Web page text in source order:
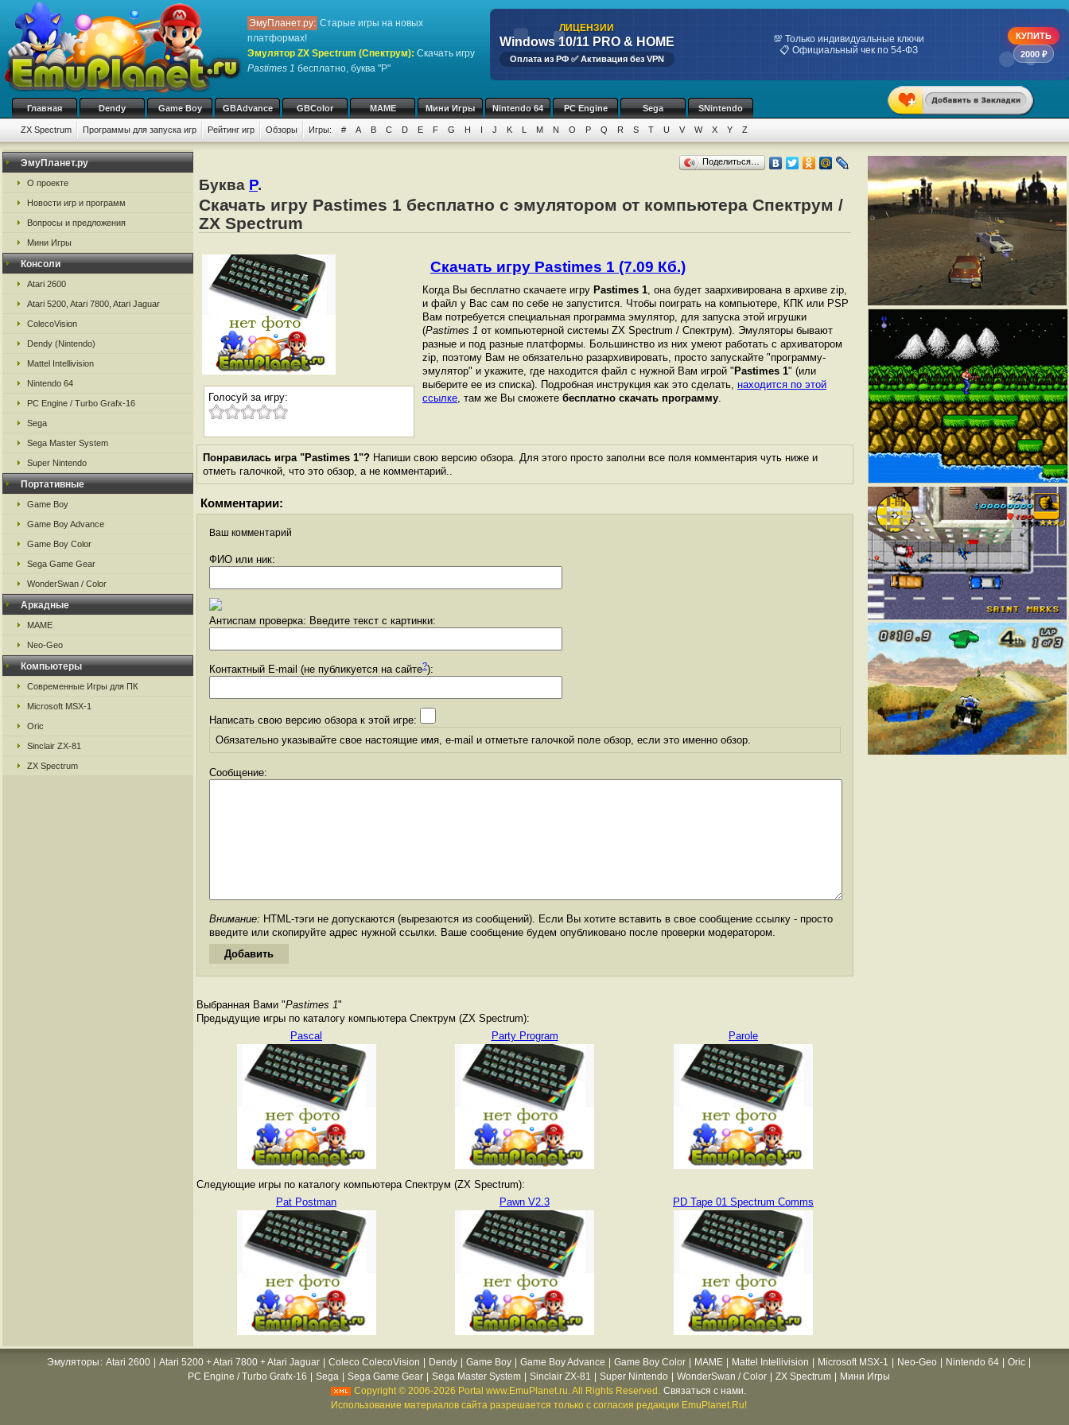
ЭмуПланет.ру: Старые игры на новых
платформах!
Эмулятор ZX Spectrum (Спектрум): Скачать игру
Pastimes 1 бесплатно, буква "P"
ЛИЦЕНЗИИ
Windows 10/11 PRO & HOME
Оплата из РФ ✅ Активация без VPN
💯 Только индивидуальные ключи
📋 Официальный чек по 54-ФЗ
КУПИТЬ
2000 ₽
Главная Dendy Game Boy GBAdvance GBColor MAME Мини Игры Nintendo 64 PC Engine Sega SNintendo
ZX Spectrum Программы для запуска игр Рейтинг игр Обзоры Игры: # A B C D E F G H I J K L M N O P Q R S T U V W X Y Z
ЭмуПланет.ру
О проекте
Новости игр и программ
Вопросы и предложения
Мини Игры
Консоли
Atari 2600
Atari 5200, Atari 7800, Atari Jaguar
ColecoVision
Dendy (Nintendo)
Mattel Intellivision
Nintendo 64
PC Engine / Turbo Grafx-16
Sega
Sega Master System
Super Nintendo
Портативные
Game Boy
Game Boy Advance
Game Boy Color
Sega Game Gear
WonderSwan / Color
Аркадные
MAME
Neo-Geo
Компьютеры
Современные Игры для ПК
Microsoft MSX-1
Oric
Sinclair ZX-81
ZX Spectrum
Поделиться…
Буква P.
Скачать игру Pastimes 1 бесплатно с эмулятором от компьютера Спектрум /
ZX Spectrum
Голосуй за игру:
Скачать игру Pastimes 1 (7.09 Кб.)
Когда Вы бесплатно скачаете игру Pastimes 1, она будет заархивирована в архиве zip,
и файл у Вас сам по себе не запустится. Чтобы поиграть на компьютере, КПК или PSP
Вам потребуется специальная программа эмулятор, для запуска этой игрушки
(Pastimes 1 от компьютерной системы ZX Spectrum / Спектрум). Эмуляторы бывают
разные и под разные платформы. Большинство из них умеют работать с архиватором
zip, поэтому Вам не обязательно разархивировать, просто запускайте "программу-
эмулятор" и укажите, где находится файл с нужной Вам игрой " Pastimes 1" (или
выберите ее из списка). Подробная инструкция как это сделать, находится по этой
ссылке, там же Вы сможете бесплатно скачать программу.
Понравилась игра "Pastimes 1"? Напиши свою версию обзора. Для этого просто заполни все поля комментария чуть ниже и
отметь галочкой, что это обзор, а не комментарий..
Комментарии:
Ваш комментарий
ФИО или ник:
Антиспам проверка: Введите текст с картинки:
Контактный E-mail (не публикуется на сайте?):
Написать свою версию обзора к этой игре:
Обязательно указывайте свое настоящие имя, e-mail и отметьте галочкой поле обзор, если это именно обзор.
Сообщение:
Внимание: HTML-тэги не допускаются (вырезаются из сообщений). Если Вы хотите вставить в свое сообщение ссылку - просто
введите или скопируйте адрес нужной ссылки. Ваше сообщение будем опубликовано после проверки модератором.
Выбранная Вами "Pastimes 1"
Предыдущие игры по каталогу компьютера Спектрум (ZX Spectrum):
Pascal
Party Program Parole
Следующие игры по каталогу компьютера Спектрум (ZX Spectrum):
Pat Postman
Pawn V2.3 PD Tape 01 Spectrum Comms
Эмуляторы : Atari 2600 Atari 5200 + Atari 7800 + Atari Jaguar Coleco ColecoVision Dendy Game Boy Game Boy Advance Game Boy Color MAME Mattel Intellivision Microsoft MSX-1 Neo-Geo Nintendo 64 Oric
PC Engine / Turbo Grafx-16
Sega Sega Game Gear Sega Master System Sinclair ZX-81 Super Nintendo WonderSwan / Color ZX Spectrum
Мини Игры
Copyright © 2006-2026 Portal www.EmuPlanet.ru. All Rights Reserved. Связаться с нами.
Использование материалов сайта разрешается только с согласия редакции EmuPlanet.Ru!